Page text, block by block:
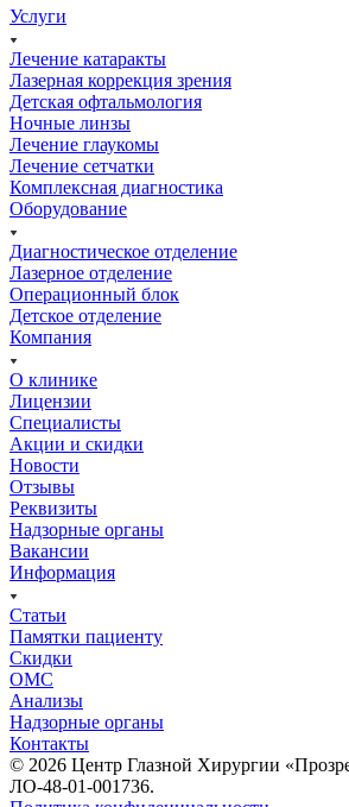
Услуги
Лечение катаракты
Лазерная коррекция зрения
Детская офтальмология
Ночные линзы
Лечение глаукомы
Лечение сетчатки
Комплексная диагностика
Оборудование
Диагностическое отделение
Лазерное отделение
Операционный блок
Детское отделение
Компания
О клинике
Лицензии
Специалисты
Акции и скидки
Новости
Отзывы
Реквизиты
Надзорные органы
Вакансии
Информация
Статьи
Памятки пациенту
Скидки
ОМС
Анализы
Надзорные органы
Контакты
© 2026 Центр Глазной Хирургии
ЛО-48-01-001736.